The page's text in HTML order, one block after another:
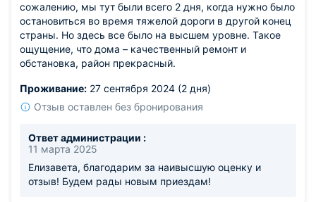
сожалению, мы тут были всего 2 дня, когда нужно было
остановиться во время тяжелой дороги в другой конец
страны. Но здесь все было на высшем уровне. Такое
ощущение, что дома – качественный ремонт и
обстановка, район прекрасный.
Проживание: 27 сентября 2024 (2 дня)
Отзыв оставлен без бронирования
Ответ администрации :
11 марта 2025
Елизавета, благодарим за наивысшую оценку и
отзыв! Будем рады новым приездам!